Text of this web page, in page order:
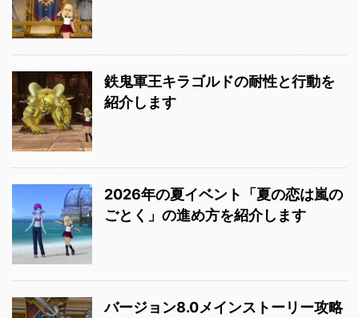
鉄鬼軍王キラゴルドの耐性と行動を
紹介します
2026年の夏イベント「夏の恋は嵐の
ごとく」の進め方を紹介します
バージョン8.0メインストーリー攻略